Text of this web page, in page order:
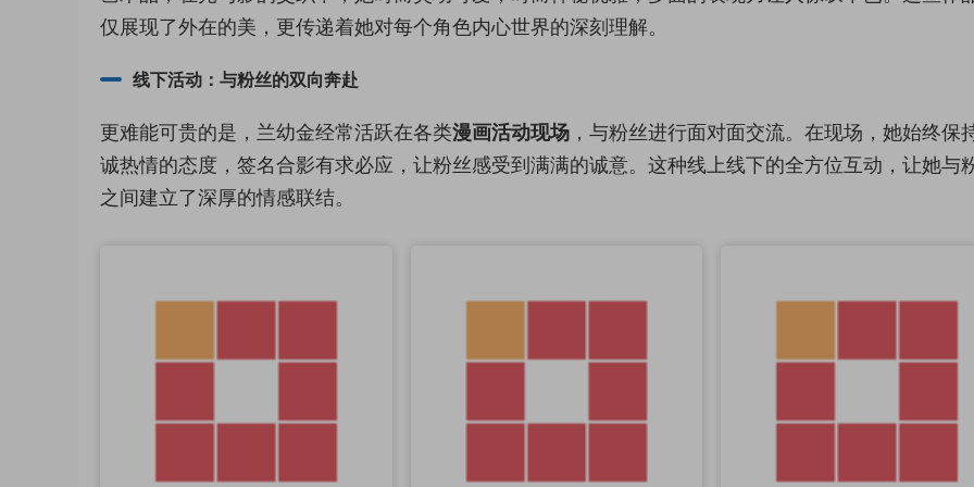
仅展现了外在的美，更传递着她对每个角色内心世界的深刻理解。
线下活动：与粉丝的双向奔赴
更难能可贵的是，兰幼金经常活跃在各类漫画活动现场 ，与粉丝进行面对面交流。在现场，她始终保
诚热情的态度，签名合影有求必应，让粉丝感受到满满的诚意。这种线上线下的全方位互动，让她与
之间建立了深厚的情感联结。